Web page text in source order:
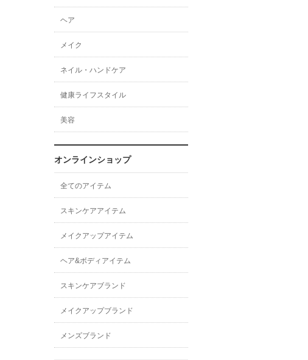
ヘア
メイク
ネイル・ハンドケア
健康ライフスタイル
美容
オンラインショップ
全てのアイテム
スキンケアアイテム
メイクアップアイテム
ヘア&ボディアイテム
スキンケアブランド
メイクアップブランド
メンズブランド